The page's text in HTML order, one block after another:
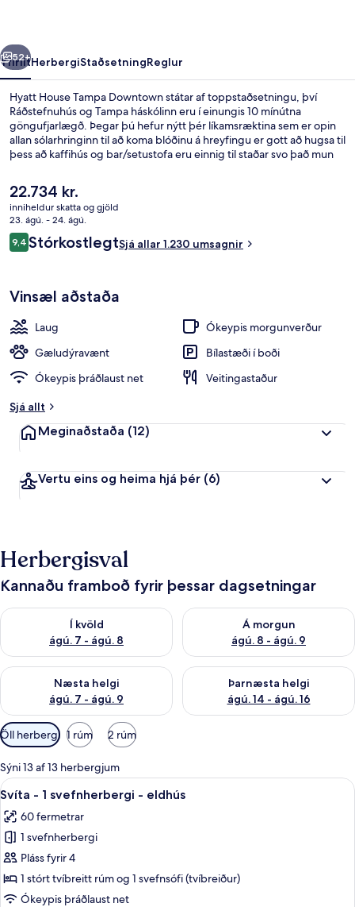
Næsta
52+
YfirlitHerbergiStaðsetningReglur
Hyatt House Tampa Downtown státar af toppstaðsetningu, því
Ráðstefnuhús og Tampa háskólinn eru í einungis 10 mínútna
göngufjarlægð. Þegar þú hefur nýtt þér líkamsræktina sem er opin
allan sólarhringinn til að koma blóðinu á hreyfingu er gott að hugsa til
þess að kaffihús og bar/setustofa eru einnig til staðar svo það mun
meðal þeirra hápunkta sem eru í boði. Ferðamenn sem hafa dvalið á
staðnum hafa verið mjög ánægðir en meðal þess sem þeir nefna
sem sérstaka kosti eru hjálpsamt starfsfólk og morgunverðurinn.
Núverandi
verð
er
22.734 kr.
22.734 kr.
inniheldur skatta og gjöld
23. ágú. - 24. ágú.
Umsagnir
9,49,4 af 10
StórkostlegtSjá allar 1.230 umsagnir
Vinsæl aðstaða
Laug
Ókeypis morgunverður
Gæludýravænt
Bílastæði í boði
Ókeypis þráðlaust net
Veitingastaður
Sjá allt
Meginaðstaða (12)
Vertu eins og heima hjá þér (6)
Herbergisval
Kannaðu framboð fyrir þessar dagsetningar
Í kvöld
ágú. 7 - ágú. 8
Athuga framboð í kvöld ágú. 7 - ágú. 8
Á morgun
ágú. 8 - ágú. 9
Athuga framboð á morgun
Næsta helgi
ágú. 7 - ágú. 9
Athuga framboð næstu helgi ágú. 7 - ágú. 9
Þarnæsta helgi
ágú. 14 - ágú. 16
Athuga framboð þarnæstu
Síur
í
boði
fyrir
herbergi
Öll herbergi 1 rúm 2 rúm
Sýni 13 af 13 herbergjum
Skoða
allar
myndir
fyrir
Svíta
-
1
Ofnæmisprófaður sængurfatnaður,
7
Svíta - 1 svefnherbergi - eldhús
60 fermetrar
1 svefnherbergi
Pláss fyrir 4
1 stórt tvíbreitt rúm og 1 svefnsófi (tvíbreiður)
Ókeypis þráðlaust net